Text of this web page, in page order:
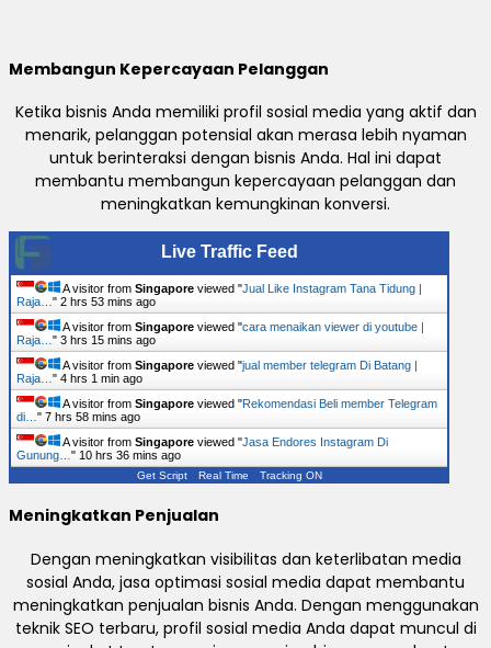
Membangun Kepercayaan Pelanggan
Ketika bisnis Anda memiliki profil sosial media yang aktif dan
menarik, pelanggan potensial akan merasa lebih nyaman
untuk berinteraksi dengan bisnis Anda. Hal ini dapat
membantu membangun kepercayaan pelanggan dan
meningkatkan kemungkinan konversi.
Live Traffic Feed
A visitor from Singapore viewed "Jual Like Instagram Tana Tidung |
Raja… " 2 hrs 53 mins ago
A visitor from Singapore viewed "cara menaikan viewer di youtube |
Raja… " 3 hrs 15 mins ago
A visitor from Singapore viewed "jual member telegram Di Batang |
Raja… " 4 hrs 1 min ago
A visitor from Singapore viewed "Rekomendasi Beli member Telegram
di… " 7 hrs 58 mins ago
A visitor from Singapore viewed "Jasa Endores Instagram Di
Gunung… " 10 hrs 36 mins ago
Get Script Real Time Tracking ON
Meningkatkan Penjualan
Dengan meningkatkan visibilitas dan keterlibatan media
sosial Anda, jasa optimasi sosial media dapat membantu
meningkatkan penjualan bisnis Anda. Dengan menggunakan
teknik SEO terbaru, profil sosial media Anda dapat muncul di